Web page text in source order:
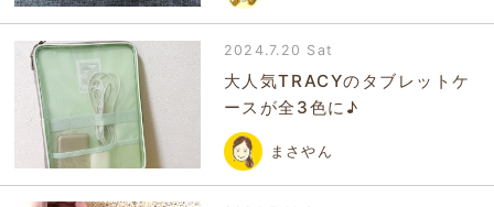
2024.7.20 Sat
大人気TRACYのタブレットケ
ースが全3色に♪
まさやん